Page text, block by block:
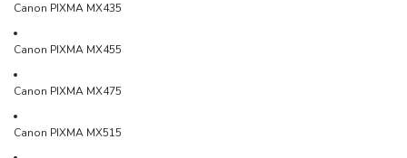
Canon PIXMA MX435
Canon PIXMA MX455
Canon PIXMA MX475
Canon PIXMA MX515